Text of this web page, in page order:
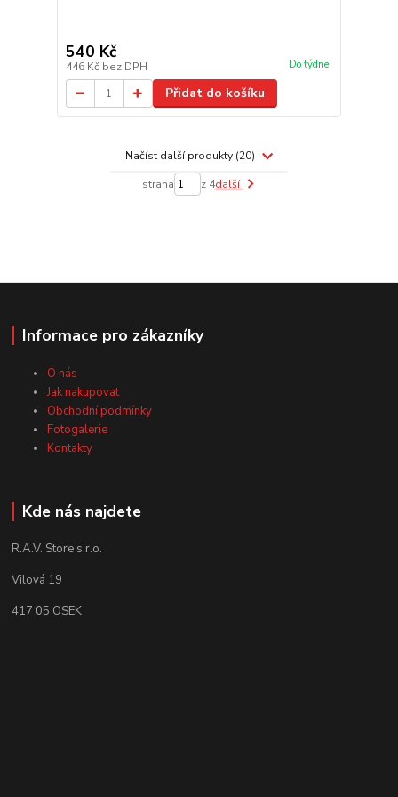
540 Kč
446 Kč bez DPH Do týdne
Přidat do košíku
Načíst další produkty (20)
strana z 4další
Informace pro zákazníky
O nás
Jak nakupovat
Obchodní podmínky
Fotogalerie
Kontakty
Kde nás najdete
R.A.V. Store s.r.o.
Vilová 19
417 05 OSEK